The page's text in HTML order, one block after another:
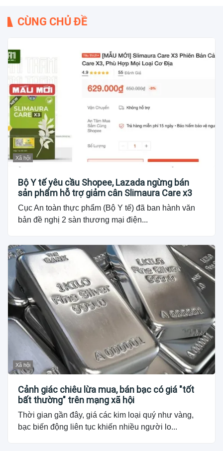
CÙNG CHỦ ĐỀ
Xã hội
Bộ Y tế yêu cầu Shopee, Lazada ngừng bán
sản phẩm hỗ trợ giảm cân Slimaura Care x3
Cục An toàn thực phẩm (Bộ Y tế) đã ban hành văn
bản đề nghị 2 sàn thương mại điện...
Xã hội
Cảnh giác chiêu lừa mua, bán bạc có giá "tốt
bất thường" trên mạng xã hội
Thời gian gần đây, giá các kim loại quý như vàng,
bạc biến động liên tục khiến nhiều người lo...